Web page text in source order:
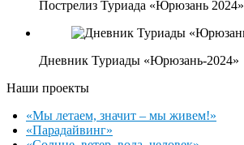
Пострелиз Туриада «Юрюзань 2024»
Дневник Туриады «Юрюзань-2024»
Наши проекты
«Мы летаем, значит – мы живем!»
«Парадайвинг»